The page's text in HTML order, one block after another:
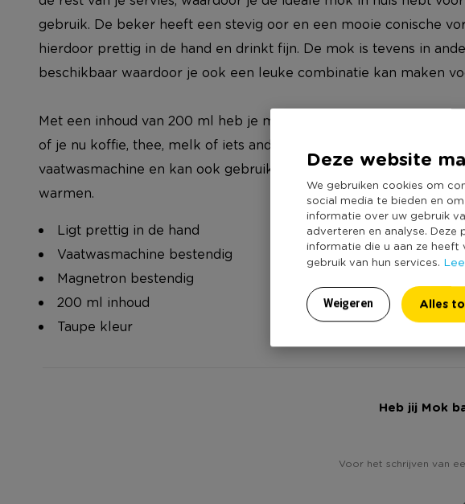
Deze website
We gebruiken cookies om
social media te bieden en
informatie over uw gebruik
adverteren en analyse.
informatie die u aan ze
gebruik van hun services.
Weigeren Alles
gebruik. De beker heeft een stevig oor en een mooie conische
hierdoor prettig in de hand en drinkt fijn. De mok is tevens in
beschikbaar waardoor je ook een leuke combinatie kan maken
Met een inhoud van 200 ml heb je meer dan genoeg inhoud om je
of je nu koffie, thee, melk of iets anders drinkt. De beker is
vaatwasmachine en kan ook gebruikt worden in de magnetron
warmen.
Ligt prettig in de hand
Vaatwasmachine bestendig
Magnetron bestendig
200 ml inhoud
Taupe kleur
Heb jij Mok
Voor het schrijven van